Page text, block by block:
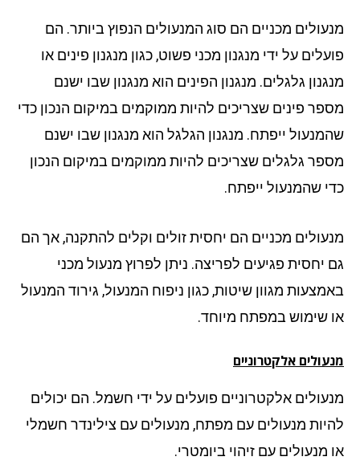
מכניים הם סוג המנעולים הנפוץ ביותר. הם
על ידי מנגנון מכני פשוט, כגון מנגנון פינים או
גלגלים. מנגנון הפינים הוא מנגנון שבו ישנם
פינים שצריכים להיות ממוקמים במיקום הנכון כדי
ייפתח. מנגנון הגלגל הוא מנגנון שבו ישנם
גלגלים שצריכים להיות ממוקמים במיקום הנכון
שהמנעול ייפתח.
מכניים הם יחסית זולים וקלים להתקנה, אך הם
יחסית פגיעים לפריצה. ניתן לפרוץ מנעול מכני
מגוון שיטות, כגון ניפוח המנעול, גירוד המנעול
שימוש במפתח מיוחד.
אלקטרוניים
אלקטרוניים פועלים על ידי חשמל. הם יכולים
מנעולים עם מפתח, מנעולים עם צילינדר חשמלי
מנעולים עם זיהוי ביומטרי.